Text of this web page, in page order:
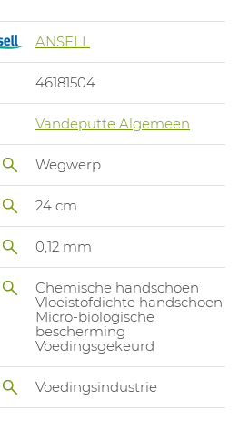
ANSELL
46181504
Vandeputte Algemeen
Wegwerp
24 cm
0,12 mm
Chemische handschoen
Vloeistofdichte handschoen
Micro-biologische
bescherming
Voedingsgekeurd
Voedingsindustrie